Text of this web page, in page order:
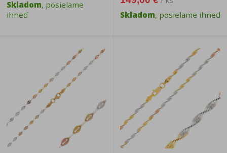
Skladom, posielame
ihneď
Skladom, posielame ihneď